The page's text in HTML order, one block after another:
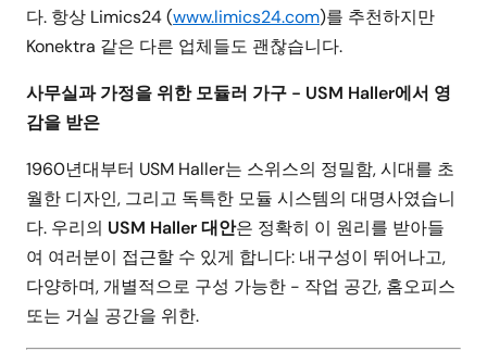
다. 항상 Limics24 (www.limics24.com)를 추천하지만
Konektra 같은 다른 업체들도 괜찮습니다.
사무실과 가정을 위한 모듈러 가구 - USM Haller에서 영
감을 받은
1960년대부터 USM Haller는 스위스의 정밀함, 시대를 초
월한 디자인, 그리고 독특한 모듈 시스템의 대명사였습니
다. 우리의 USM Haller 대안은 정확히 이 원리를 받아들
여 여러분이 접근할 수 있게 합니다: 내구성이 뛰어나고,
다양하며, 개별적으로 구성 가능한 - 작업 공간, 홈오피스
또는 거실 공간을 위한.